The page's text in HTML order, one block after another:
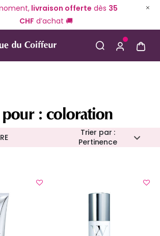
livraison offerte dès 35
CHF d’achat 🚚
pour : coloration
Trier par :
Pertinence